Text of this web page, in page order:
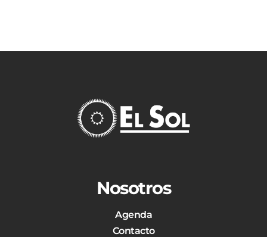
Nosotros
Agenda
Contacto